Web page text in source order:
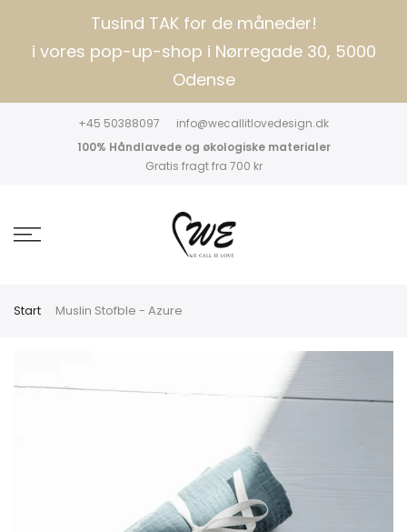
Tusind TAK for de måneder!
i vores pop-up-shop i Nørregade 30, 5000
Odense
+45 50388097
info@wecallitlovedesign.dk
100% Håndlavede og økologiske materialer
Gratis fragt fra 700 kr
Start Muslin Stofble - Azure